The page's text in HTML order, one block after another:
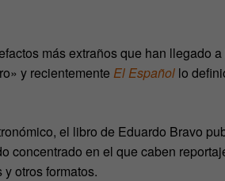
más extraños que han llegado
y recientemente El Español lo
el libro de Eduardo Bravo
concentrado en el que caben
otros formatos.